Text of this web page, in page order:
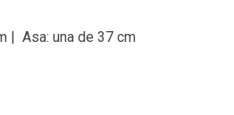
| Asa: una de 37 cm